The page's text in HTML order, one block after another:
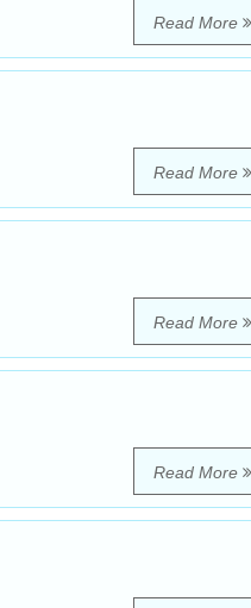
Read More
Read More
Read More
Read More